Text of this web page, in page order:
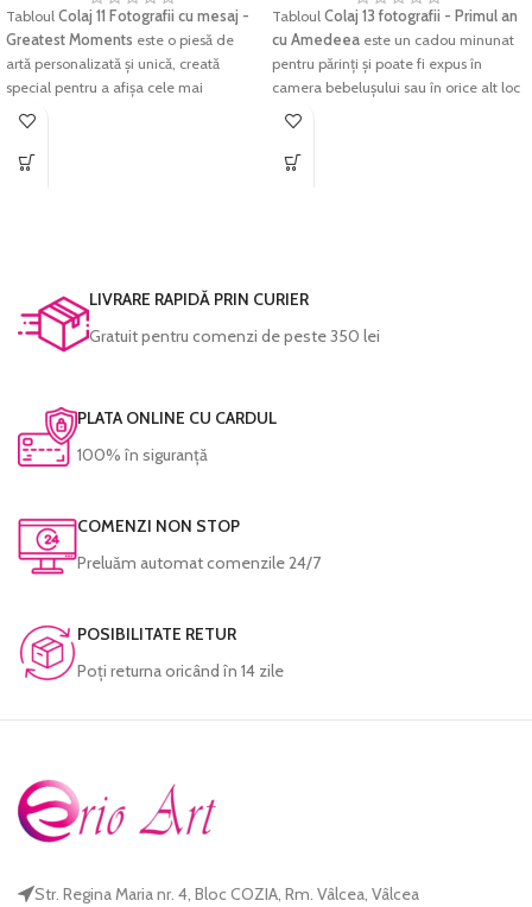
Tabloul Colaj 11 Fotografii cu mesaj -
Greatest Moments este o piesă de
artă personalizată și unică, creată
special pentru a afișa cele mai
prețioase amintiri. Acest tablou colaj
foto este o modalitate minunată de a
arăta dragostea și unitatea familiei,
toți cei care o văd.
Tabloul este creat dintr-o selecție de
atractiv și plăcut de privit.
Imprimarea se face pe
fine-art, hârtie ce redă cu acuratețe
maximă pentru negru. Culorile sunt
garantate să reziste perioade foarte
lungi de timp fără a-și pierde din
Fiecare tablou este prelucrat manual și
verificat cu atenție înainte de a fi
expediat.
Tabloul Colaj 13 fotografii - Primul an
cu Amedeea este un cadou minunat
pentru părinți și poate fi expus în
camera bebelușului sau în orice alt loc
special din casă.
fotografii preferate, organizate într-un
cromatica excelentă și densitatea
garantate să reziste perioade foarte
LIVRARE RAPIDĂ PRIN CURIER
Gratuit pentru comenzi de peste 350 lei
PLATA ONLINE CU CARDUL
100% în siguranță
COMENZI NON STOP
Preluăm automat comenzile 24/7
POSIBILITATE RETUR
Poţi returna oricând în 14 zile
Str. Regina Maria nr. 4, Bloc COZIA, Rm. Vâlcea, Vâlcea